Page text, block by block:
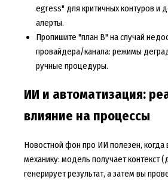
egress" для критичных контуров и
алерты.
Пропишите "план B" на случай
провайдера/канала: режимы
ручные процедуры.
ИИ и автоматизация:
влияние на процессы
Новостной фон про ИИ полезен, когда
механику: модель получает контекст
генерирует результат, а затем вы